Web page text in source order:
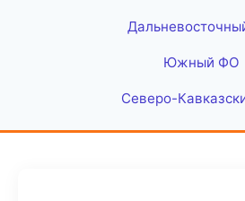
Южный ФО
Северо-